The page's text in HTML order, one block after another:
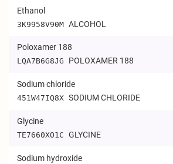
Ethanol
3K9958V90MALCOHOL
Poloxamer 188
LQA7B6G8JG POLOXAMER 188
Sodium chloride
451W47IQ8XSODIUM CHLORIDE
Glycine
TE7660XO1CGLYCINE
Sodium hydroxide